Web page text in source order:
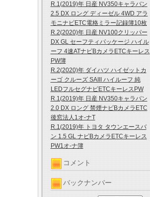
R.1(2019)年 日産 NV350キャラバン
2.5 DX ロング ディーゼル 4WD アラ
モニナビETC電格ミラー記録簿10枚
R.2(2020)年 日産 NV100クリッパー
DX GL セーフティパッケージ ハイル
ーフ 4速ATナビBカメラETCキーレス
PW簿
R.2(2020)年 ダイハツ ハイゼットカ
ーゴ クルーズ SAIII ハイルーフ 純
LEDフルセグナビETCキーレスPW
R.1(2019)年 日産 NV350キャラバン
2.0 DX ロング 禁煙ナビBカメラETC
後窓法人1オ-ナT
R.1(2019)年 トヨタ タウンエースバ
ン 1.5 GL ナビBカメラETCキーレス
PW1オ-ナ簿
コメント
バックナンバー